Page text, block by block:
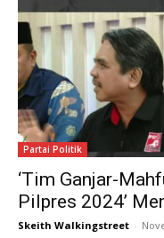
Partai Politik
‘Tim Ganjar-
Pilpres 2024’
Skeith Walkingstreet -